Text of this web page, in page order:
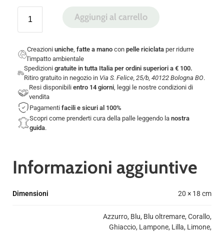
Aggiungi al carrello
Creazioniuniche,fatte a mano conpelle riciclata per ridurre
l'impatto ambientale
Spedizioni gratuite in tutta Italia per ordini superiori a € 100.
Ritiro gratuito in negozio in Via S. Felice, 25/b, 40122 Bologna BO.
Resi disponibili entro 14 giorni, leggi le nostre condizioni di
vendita
Pagamenti facili e sicuri al 100%
Scopri come prenderti cura della palle leggendo la nostra
guida.
Informazioni aggiuntive
Dimensioni 20 × 18 cm
Azzurro, Blu, Blu oltremare, Corallo,
Ghiaccio, Lampone, Lilla, Limone,